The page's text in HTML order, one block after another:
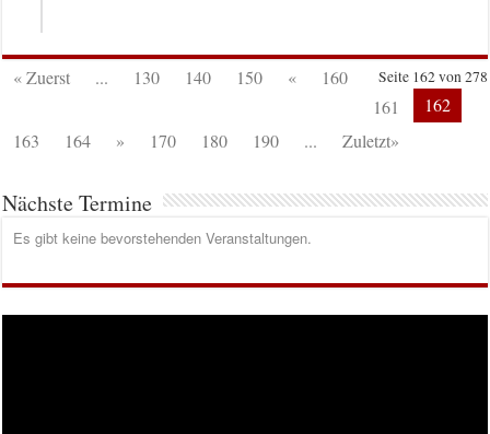
Seite 162 von 278
« Zuerst ... 130 140 150 «
160
161
162
163
164 » 170 180 190 ... Zuletzt»
Nächste Termine
Es gibt keine bevorstehenden Veranstaltungen.